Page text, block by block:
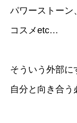
パワーストーン
コスメetc…
そういう外部に
自分と向き合う